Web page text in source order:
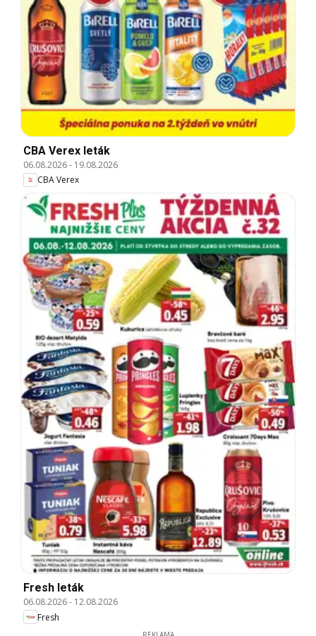
CBA Verex leták
06.08.2026- 19.08.2026
CBA Verex
Fresh leták
06.08.2026- 12.08.2026
Fresh